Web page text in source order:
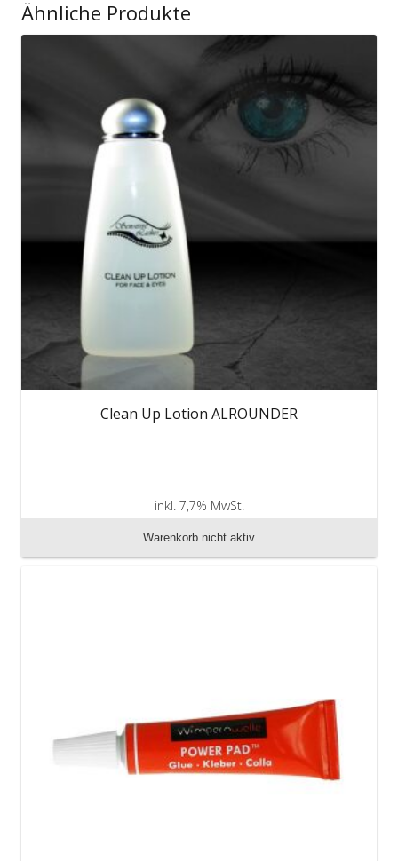
Ähnliche Produkte
Clean Up Lotion ALROUNDER
inkl. 7,7% MwSt.
zzgl. Versandkosten
Warenkorb nicht aktiv